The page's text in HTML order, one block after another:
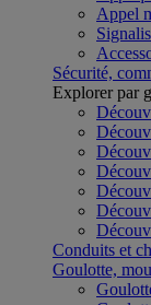
Appel
Sécurité,
Explorer par
Conduits et
Goulotte,